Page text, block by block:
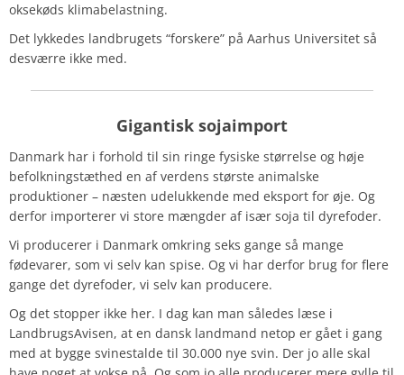
oksekøds klimabelastning.
Det lykkedes landbrugets “forskere” på Aarhus Universitet så
desværre ikke med.
Gigantisk sojaimport
Danmark har i forhold til sin ringe fysiske størrelse og høje
befolkningstæthed en af verdens største animalske
produktioner – næsten udelukkende med eksport for øje. Og
derfor importerer vi store mængder af især soja til dyrefoder.
Vi producerer i Danmark omkring seks gange så mange
fødevarer, som vi selv kan spise. Og vi har derfor brug for flere
gange det dyrefoder, vi selv kan producere.
Og det stopper ikke her. I dag kan man således læse i
LandbrugsAvisen, at en dansk landmand netop er gået i gang
med at bygge svinestalde til 30.000 nye svin. Der jo alle skal